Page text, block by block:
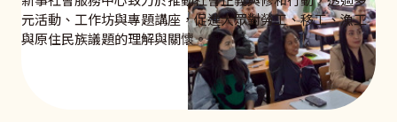
元活動、工作坊與專題講座，促進大眾對勞工、移工、漁工
與原住民族議題的理解與關懷。